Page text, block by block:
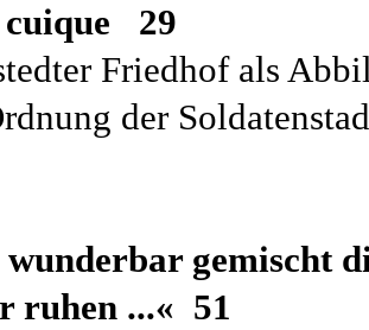
cuique 29
Friedhof als
der
wunderbar gemischt
ruhen ...« 51